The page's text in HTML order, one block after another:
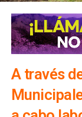
A través